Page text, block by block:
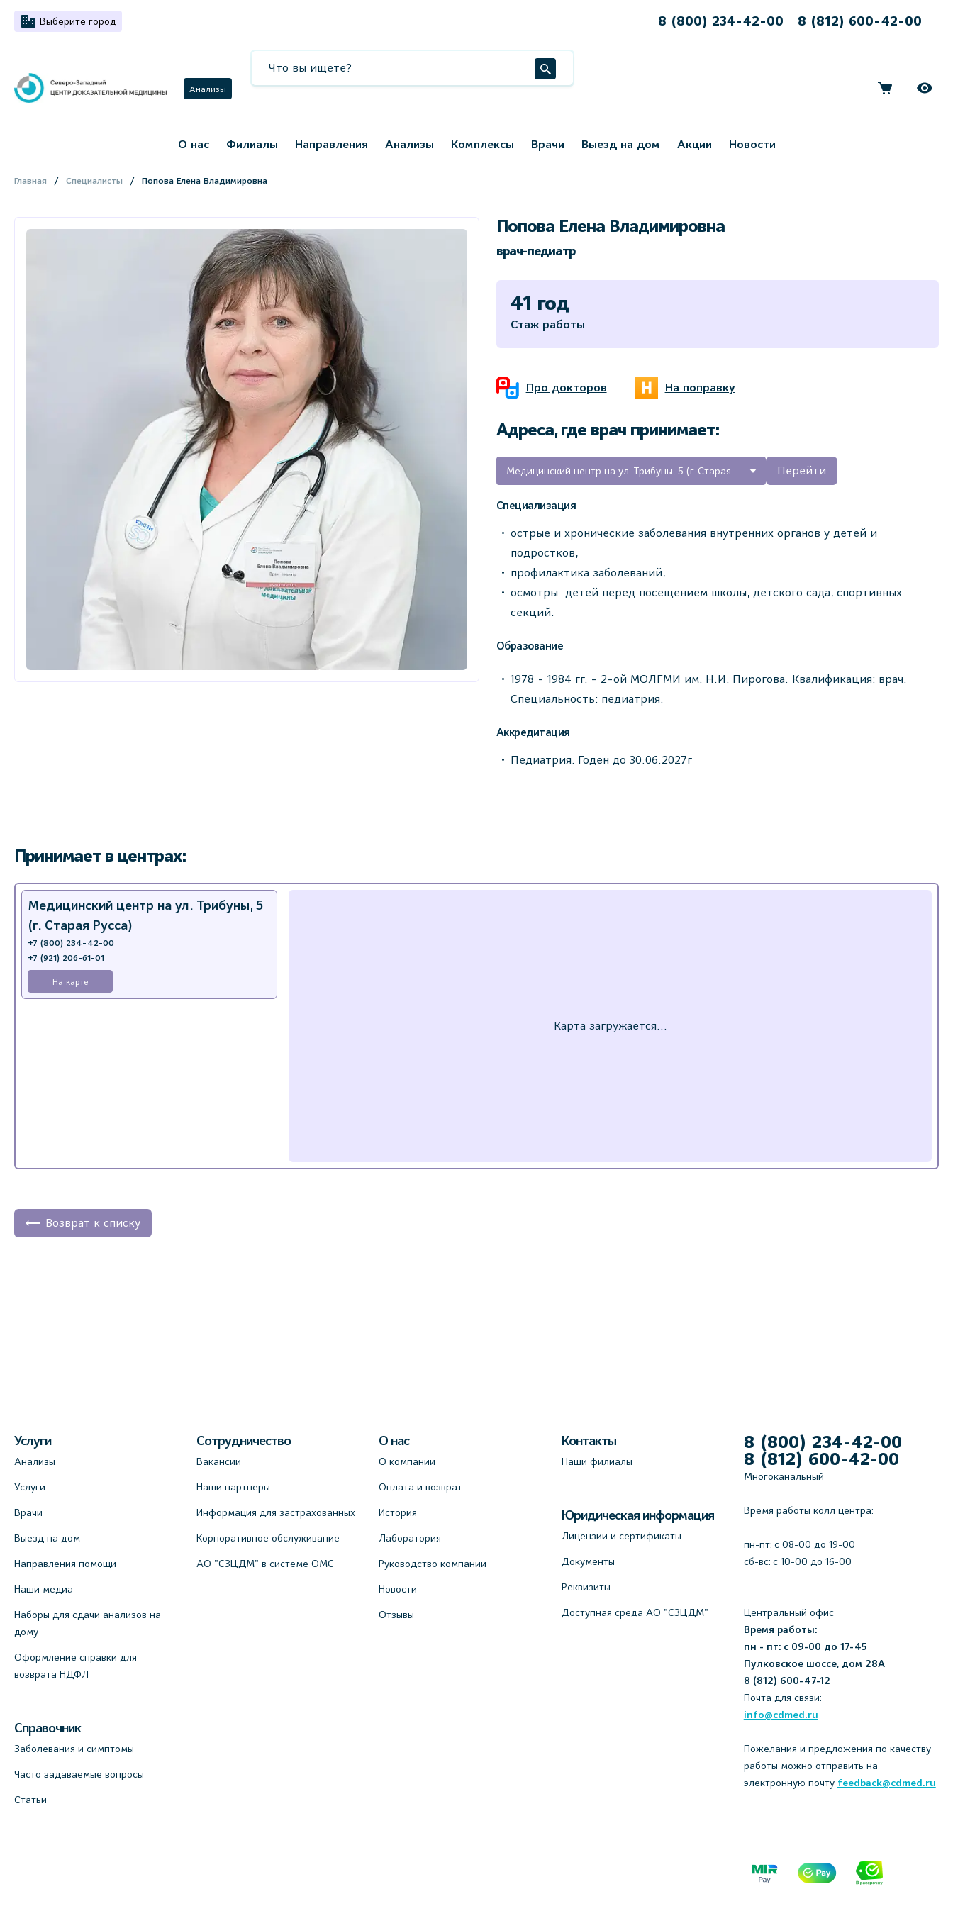
Выберите город 8 (800) 234-42-00 8 (812) 600-42-00
Анализы
О нас Филиалы Направления Анализы Комплексы Врачи Выезд на дом Акции Новости
Главная Специалисты Попова Елена Владимировна
Попова Елена Владимировна
врач-педиатр
41 год
Стаж работы
Про докторов На поправку
Адреса, где врач принимает:
Медицинский центр на ул. Трибуны, 5 (г. Старая Русса) Перейти
Специализация
острые и хронические заболевания внутренних органов у детей и
подростков,
профилактика заболеваний,
осмотры детей перед посещением школы, детского сада, спортивных
секций.
Образование
1978 - 1984 гг. - 2-ой МОЛГМИ им. Н.И. Пирогова. Квалификация: врач.
Специальность: педиатрия.
Аккредитация
Педиатрия. Годен до 30.06.2027г
Принимает в центрах:
Медицинский центр на ул. Трибуны, 5
(г. Старая Русса)
+7 (800) 234-42-00
+7 (921) 206-61-01
На карте
Возврат к списку
Услуги
Анализы
Услуги
Врачи
Выезд на дом
Направления помощи
Наши медиа
Наборы для сдачи анализов на
дому
Оформление справки для
возврата НДФЛ
Справочник
Заболевания и симптомы
Часто задаваемые вопросы
Статьи
Сотрудничество
Вакансии
Наши партнеры
Информация для застрахованных
Корпоративное обслуживание
АО "СЗЦДМ" в системе ОМС
О нас
О компании
Оплата и возврат
История
Лаборатория
Руководство компании
Новости
Отзывы
Контакты
Наши филиалы
Юридическая информация
Лицензии и сертификаты
Документы
Реквизиты
Доступная среда АО "СЗЦДМ"
8 (800) 234-42-00
8 (812) 600-42-00
Многоканальный
Время работы колл центра:
пн-пт: c 08-00 до 19-00
сб-вс: с 10-00 до 16-00
Центральный офис
Время работы:
пн - пт: с 09-00 до 17-45
Пулковское шоссе, дом 28А
8 (812) 600-47-12
Почта для связи:
info@cdmed.ru
Пожелания и предложения по качеству
работы можно отправить на
электронную почту feedback@cdmed.ru